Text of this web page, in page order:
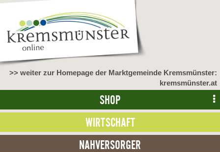
>> weiter zur Homepage der Marktgemeinde Kremsmünster:
kremsmünster.at
SHOP
WIRTSCHAFT
NAHVERSORGER